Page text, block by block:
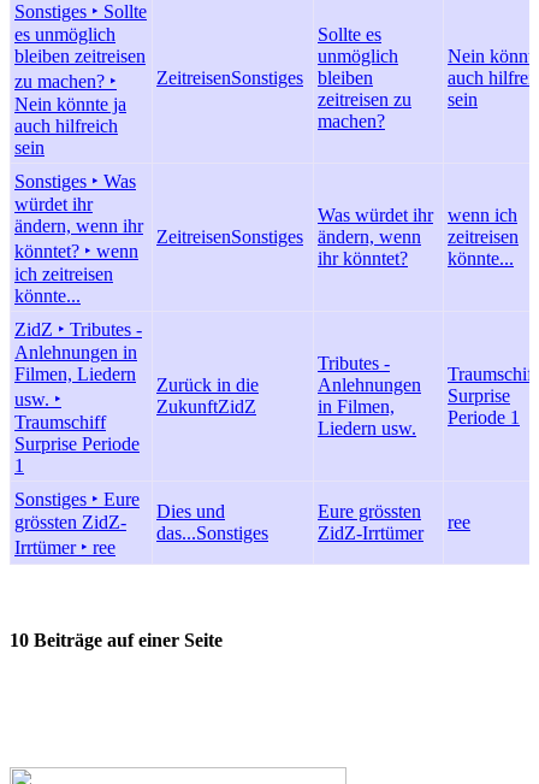
Sonstiges ‣ Sollte
es unmöglich
bleiben zeitreisen
zu machen? ‣
Nein könnte ja
auch hilfreich
sein
ZeitreisenSonstiges
Sollte es
unmöglich
bleiben
zeitreisen zu
machen?
Nein
auch
sein
Sonstiges ‣ Was
würdet ihr
ändern, wenn ihr
könntet? ‣ wenn
ich zeitreisen
könnte...
ZeitreisenSonstiges
Was würdet ihr
ändern, wenn
ihr könntet?
wenn ich
zeitreisen
könnte...
ZidZ ‣ Tributes -
Anlehnungen in
Filmen, Liedern
usw. ‣
Traumschiff
Surprise Periode
1
Zurück in die
ZukunftZidZ
Tributes -
Anlehnungen
in Filmen,
Liedern usw.
Traumschiff
Surprise
Periode 1
Sonstiges ‣ Eure
grössten ZidZ-
Irrtümer ‣ ree
Dies und
das...Sonstiges
Eure grössten
ZidZ-Irrtümer
ree
10 Beiträge auf einer Seite